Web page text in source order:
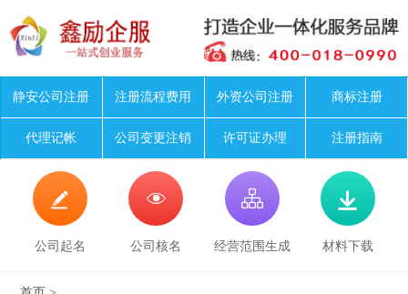
静安公司注册 注册流程费用 外资公司注册 商标注册
代理记帐 公司变更注销 许可证办理 注册指南

公司起名

公司核名

经营范围生成

材料下载